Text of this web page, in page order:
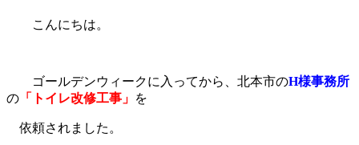
こんにちは。
ゴールデンウィークに入ってから、北本市のH様事務所
の 「トイレ改修工事」 を
依頼されました。